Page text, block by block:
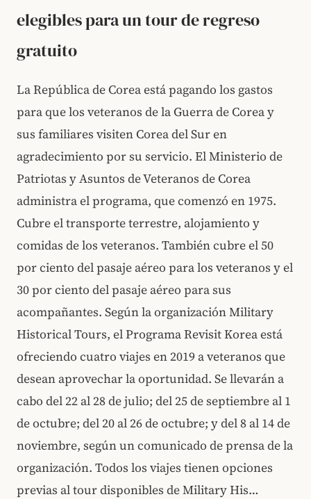
elegibles para un tour de regreso
gratuito
La República de Corea está pagando los gastos
para que los veteranos de la Guerra de Corea y
sus familiares visiten Corea del Sur en
agradecimiento por su servicio. El Ministerio de
Patriotas y Asuntos de Veteranos de Corea
administra el programa, que comenzó en 1975.
Cubre el transporte terrestre, alojamiento y
comidas de los veteranos. También cubre el 50
por ciento del pasaje aéreo para los veteranos y el
30 por ciento del pasaje aéreo para sus
acompañantes. Según la organización Military
Historical Tours, el Programa Revisit Korea está
ofreciendo cuatro viajes en 2019 a veteranos que
desean aprovechar la oportunidad. Se llevarán a
cabo del 22 al 28 de julio; del 25 de septiembre al 1
de octubre; del 20 al 26 de octubre; y del 8 al 14 de
noviembre, según un comunicado de prensa de la
organización. Todos los viajes tienen opciones
previas al tour disponibles de Military His…